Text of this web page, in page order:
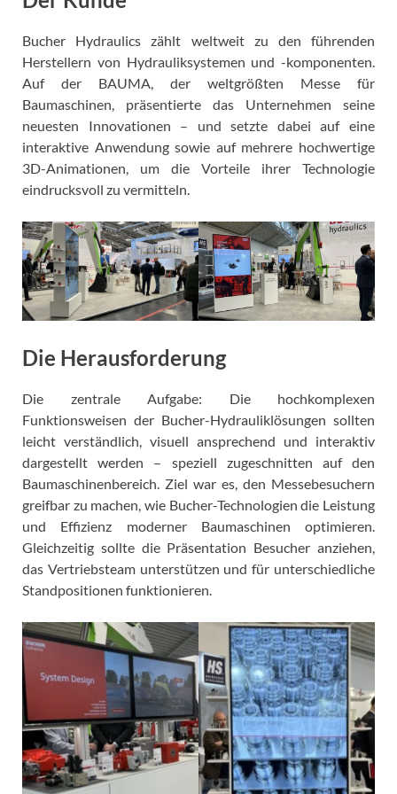
Bucher Hydraulics zählt weltweit zu den führenden
Herstellern von Hydrauliksystemen und -komponenten.
Auf der BAUMA, der weltgrößten Messe für
Baumaschinen, präsentierte das Unternehmen seine
neuesten Innovationen – und setzte dabei auf eine
interaktive Anwendung sowie auf mehrere hochwertige
3D-Animationen, um die Vorteile ihrer Technologie
eindrucksvoll zu vermitteln.
Die Herausforderung
Die zentrale Aufgabe: Die hochkomplexen
Funktionsweisen der Bucher-Hydrauliklösungen sollten
leicht verständlich, visuell ansprechend und interaktiv
dargestellt werden – speziell zugeschnitten auf den
Baumaschinenbereich. Ziel war es, den Messebesuchern
greifbar zu machen, wie Bucher-Technologien die Leistung
und Effizienz moderner Baumaschinen optimieren.
Gleichzeitig sollte die Präsentation Besucher anziehen,
das Vertriebsteam unterstützen und für unterschiedliche
Standpositionen funktionieren.